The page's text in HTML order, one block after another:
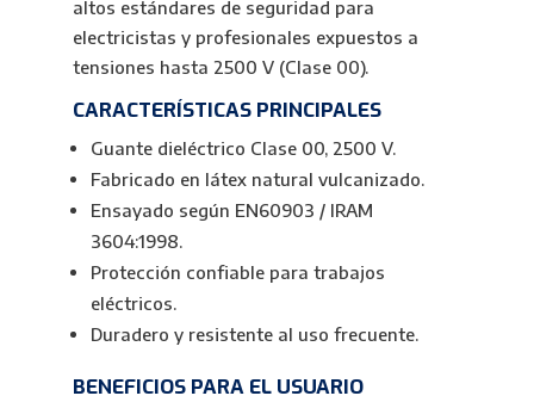
altos estándares de seguridad para
electricistas y profesionales expuestos a
tensiones hasta 2500 V (Clase 00).
CARACTERÍSTICAS PRINCIPALES
Guante dieléctrico Clase 00, 2500 V.
Fabricado en látex natural vulcanizado.
Ensayado según EN60903 / IRAM
3604:1998.
Protección confiable para trabajos
eléctricos.
Duradero y resistente al uso frecuente.
BENEFICIOS PARA EL USUARIO